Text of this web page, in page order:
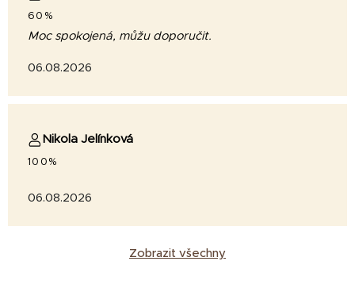
60%
Moc spokojená, můžu doporučit.
06.08.2026
Nikola Jelínková
100%
06.08.2026
Zobrazit všechny